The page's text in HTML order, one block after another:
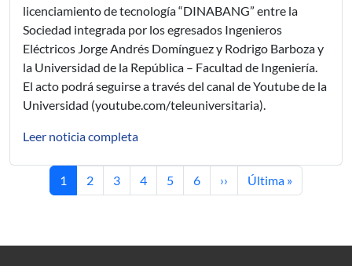
licenciamiento de tecnología “DINABANG” entre la
Sociedad integrada por los egresados Ingenieros
Eléctricos Jorge Andrés Domínguez y Rodrigo Barboza y
la Universidad de la República – Facultad de Ingeniería.
El acto podrá seguirse a través del canal de Youtube de la
Universidad (youtube.com/teleuniversitaria).
Leer noticia completa
Página actual
1 Página
2 Página
3 Página
4 Página
5 Página
6 Siguiente página
›› Última página
Última »